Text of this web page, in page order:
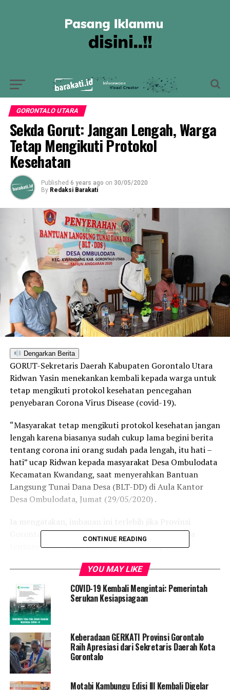
GORONTALO UTARA
Sekda Gorut: Jangan Lengah, Warga
Tetap Mengikuti Protokol
Kesehatan
Published 6 years ago on 30/05/2020
By Redaksi Barakati
Dengarkan Berita
GORUT-Sekretaris Daerah Kabupaten Gorontalo Utara
Ridwan Yasin menekankan kembali kepada warga untuk
tetap mengikuti protokol kesehatan pencegahan
penyebaran Corona Virus Disease (covid-19).
“Masyarakat tetap mengikuti protokol kesehatan jangan
lengah karena biasanya sudah cukup lama begini berita
tentang corona ini orang sudah pada lengah, itu hati –
hati” ucap Ridwan kepada masyarakat Desa Ombulodata
Kecamatan Kwandang, saat menyerahkan Bantuan
Langsung Tunai Dana Desa (BLT-DD) di Aula Kantor
Desa Ombulodata, Jumat (29/05/2020) .
Gorontalo telah menerapkan “New Normal” maka
tentunya akan lebih memperketat kedisiplinan
Ridwan juga menyampaikan terkait bantuan yang
diterima masyarakat Ombulodata yang awalnya
disampaikan berbentuk sembako, kini diubah dalam
bentuk uang tunai. Hal itu dikarenakan adanya aturan
terbaru di mana bantuan menggunakan dana desa harus
berbentuk uang tunai berjumlah Rp. 600.000 selama tiga
bulan.
CONTINUE READING
YOU MAY LIKE
COVID-19 Kembali Mengintai: Pemerintah
Serukan Kesiapsiagaan
Keberadaan GERKATI Provinsi Gorontalo
Raih Apresiasi dari Sekretaris Daerah Kota
Gorontalo
Motabi Kambungu Edisi lll Kembali Digelar